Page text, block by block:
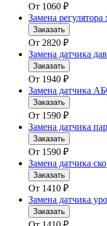
От 1060 ₽
Замена регулятора
Заказать
От 2820 ₽
Замена датчика
Заказать
От 1940 ₽
Замена датчика
Заказать
От 1590 ₽
Замена датчика
Заказать
От 1590 ₽
Замена датчика
Заказать
От 1410 ₽
Замена датчика
Заказать